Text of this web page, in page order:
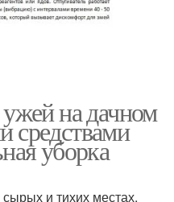
на дачном
средствами
уборка
и тихих местах,